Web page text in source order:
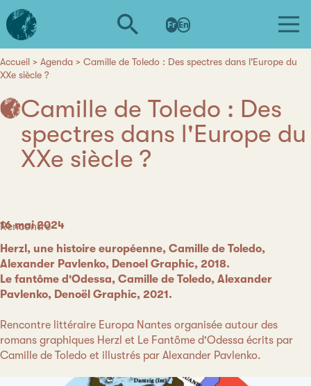
Aller
au
contenu
L'institut
d'études
avancées
de
Nantes
Fr En
Fil
d'Ariane
Accueil Agenda
Camille de Toledo : Des spectres dans l'Europe du
XXe siècle ?
Camille de Toledo : Des
spectres dans l'Europe du
XXe siècle ?
Date
16 mai 2024
Catégorie
Rencontre
Herzl, une histoire européenne, Camille de Toledo,
Alexander Pavlenko, Denoel Graphic, 2018.
Le fantôme d'Odessa, Camille de Toledo, Alexander
Pavlenko, Denoël Graphic, 2021.
Rencontre littéraire Europa Nantes organisée autour des
romans graphiques Herzl et Le Fantôme d'Odessa écrits par
Camille de Toledo et illustrés par Alexander Pavlenko.